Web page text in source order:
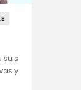
suis
y